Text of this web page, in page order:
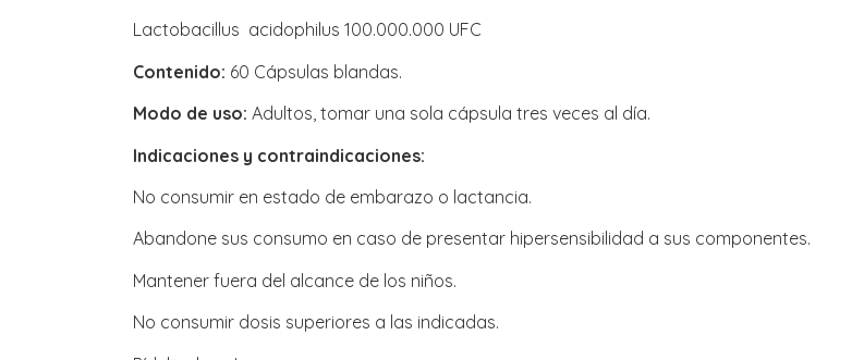
Lactobacillus acidophilus 100.000.000 UFC
Contenido: 60 Cápsulas blandas.
Modo de uso: Adultos, tomar una sola cápsula tres veces al día.
Indicaciones y contraindicaciones:
No consumir en estado de embarazo o lactancia.
Abandone sus consumo en caso de presentar hipersensibilidad a sus componentes.
Mantener fuera del alcance de los niños.
No consumir dosis superiores a las indicadas.